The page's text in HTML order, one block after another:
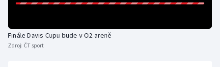
Finále Davis Cupu bude v O2 areně
Zdroj: ČT sport